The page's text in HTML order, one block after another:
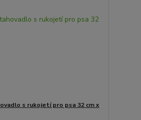
s rukojetí pro psa 32 cm x